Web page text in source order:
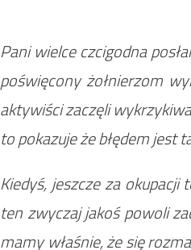
Pani wielce czcigodna
poświęcony żołnierzom
aktywiści zaczęli
to pokazuje że błędem jest
Kiedyś, jeszcze za
ten zwyczaj jakoś powoli
mamy właśnie, że się